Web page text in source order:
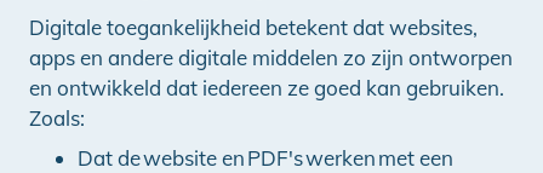
Digitale toegankelijkheid betekent dat websites,
apps en andere digitale middelen zo zijn ontworpen
en ontwikkeld dat iedereen ze goed kan gebruiken.
Zoals:
Dat de website en PDF's werken met een